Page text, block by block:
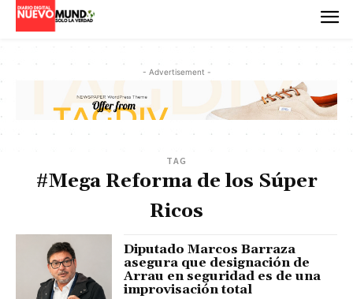
- Advertisement -
TAG
#Mega Reforma de los Súper
Ricos
Diputado Marcos Barraza
asegura que designación de
Arrau en seguridad es de una
improvisación total